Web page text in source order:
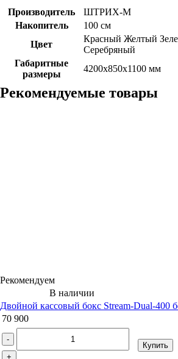
Производитель
ШТРИХ-М
Накопитель
100 см
Цвет
Красный Желтый
Серебряный
Габаритные
размеры
4200х850х1100 мм
Рекомендуемые товары
Рекомендуем
В наличии
Двойной кассовый бокс Stream-Dual-400
70 900
-
+
Купить